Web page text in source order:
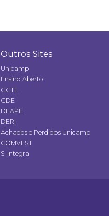
Outros Sites
Unicamp
Ensino Aberto
GGTE
GDE
DEAPE
DERI
Achados e Perdidos Unicamp
COMVEST
S-integra